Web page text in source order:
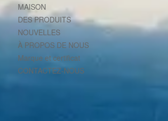
MAISON
DES PRODUITS
NOUVELLES
À PROPOS DE NOUS
Marque et certificat
CONTACTEZ-NOUS